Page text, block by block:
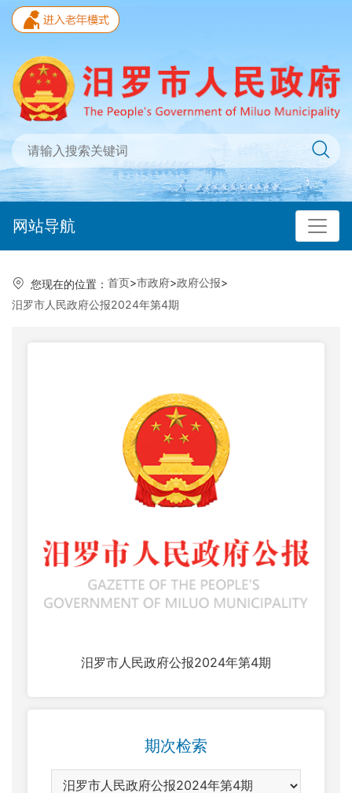
网站导航
您现在的位置： 首页>市政府>政府公报>
汨罗市人民政府公报2024年第4期
汨罗市人民政府公报2024年第4期
期次检索